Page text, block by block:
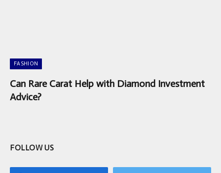
FASHION
Can Rare Carat Help with Diamond Investment
Advice?
FOLLOW US